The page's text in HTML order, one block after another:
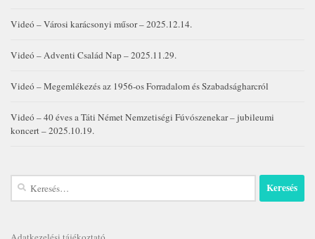
Videó – Városi karácsonyi műsor – 2025.12.14.
Videó – Adventi Család Nap – 2025.11.29.
Videó – Megemlékezés az 1956-os Forradalom és Szabadságharcról
Videó – 40 éves a Táti Német Nemzetiségi Fúvószenekar – jubileumi
koncert – 2025.10.19.
Keresés: